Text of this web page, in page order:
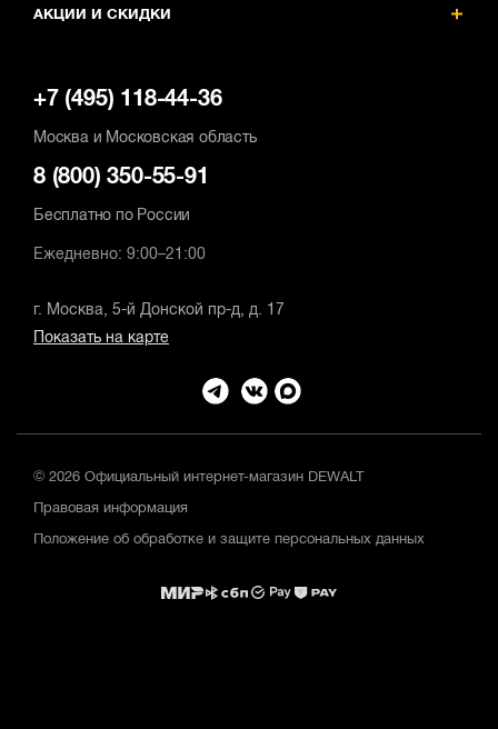
АКЦИИ И СКИДКИ
+7 (495) 118-44-36
Москва и Московская область
8 (800) 350-55-91
Бесплатно по России
Ежедневно: 9:00–21:00
г. Москва, 5-й Донской пр-д, д. 17
Показать на карте
© 2026 Официальный интернет-магазин DEWALT
Правовая информация
Положение об обработке и защите персональных данных